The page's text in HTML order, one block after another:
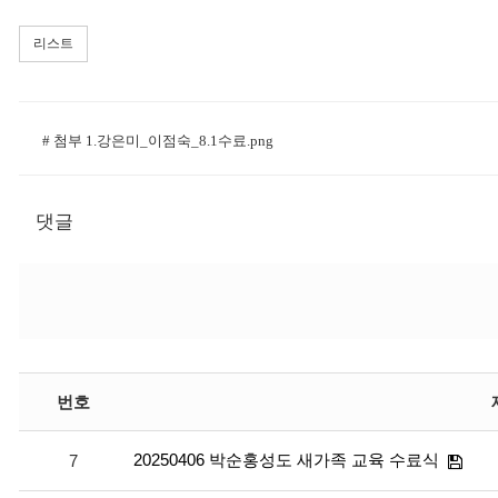
리스트
# 첨부 1.강은미_이점숙_8.1수료.png
댓글
번호
7 20250406 박순홍성도 새가족 교육 수료식